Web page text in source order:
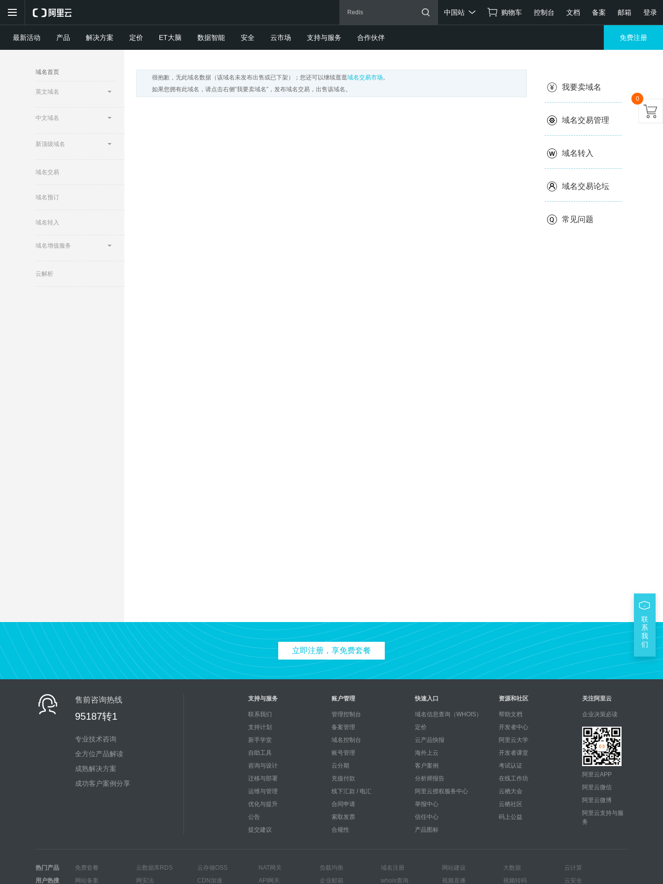
购物车 控制台 文档 备案 邮箱 登录
中国站
最新活动 产品 解决方案 定价 ET大脑 数据智能 安全 云市场 支持与服务 合作伙伴 免费注册
域名首页
英文域名
中文域名
新顶级域名
域名交易
域名预订
域名转入
域名增值服务
云解析
很抱歉，无此域名数据（该域名未发布出售或已下架）；您还可以继续逛逛域名交易市场。
如果您拥有此域名，请点击右侧“我要卖域名”，发布域名交易，出售该域名。
我要卖域名
域名交易管理
域名转入
域名交易论坛
常见问题
立即注册，享免费套餐
售前咨询热线
95187转1
专业技术咨询
全方位产品解读
成熟解决方案
成功客户案例分享
支持与服务
联系我们
支持计划
新手学堂
自助工具
咨询与设计
迁移与部署
运维与管理
优化与提升
公告
提交建议
账户管理
管理控制台
备案管理
域名控制台
账号管理
云分期
充值付款
线下汇款 / 电汇
合同申请
索取发票
合规性
快速入口
域名信息查询（WHOIS）
定价
云产品快报
海外上云
客户案例
分析师报告
阿里云授权服务中心
举报中心
信任中心
产品图标
资源和社区
帮助文档
开发者中心
阿里云大学
开发者课堂
考试认证
在线工作坊
云栖大会
云栖社区
码上公益
关注阿里云
企业决策必读
阿里云APP
阿里云微信
阿里云微博
阿里云支持与服
务
热门产品 免费套餐 云数据库RDS 云存储OSS NAT网关 负载均衡 域名注册 网站建设 大数据
云计算
用户热搜
网站备案 网安法 CDN加速 API网关 企业邮箱 whois查询 视频直播 视频转码 云安全
联
系
我
们
0